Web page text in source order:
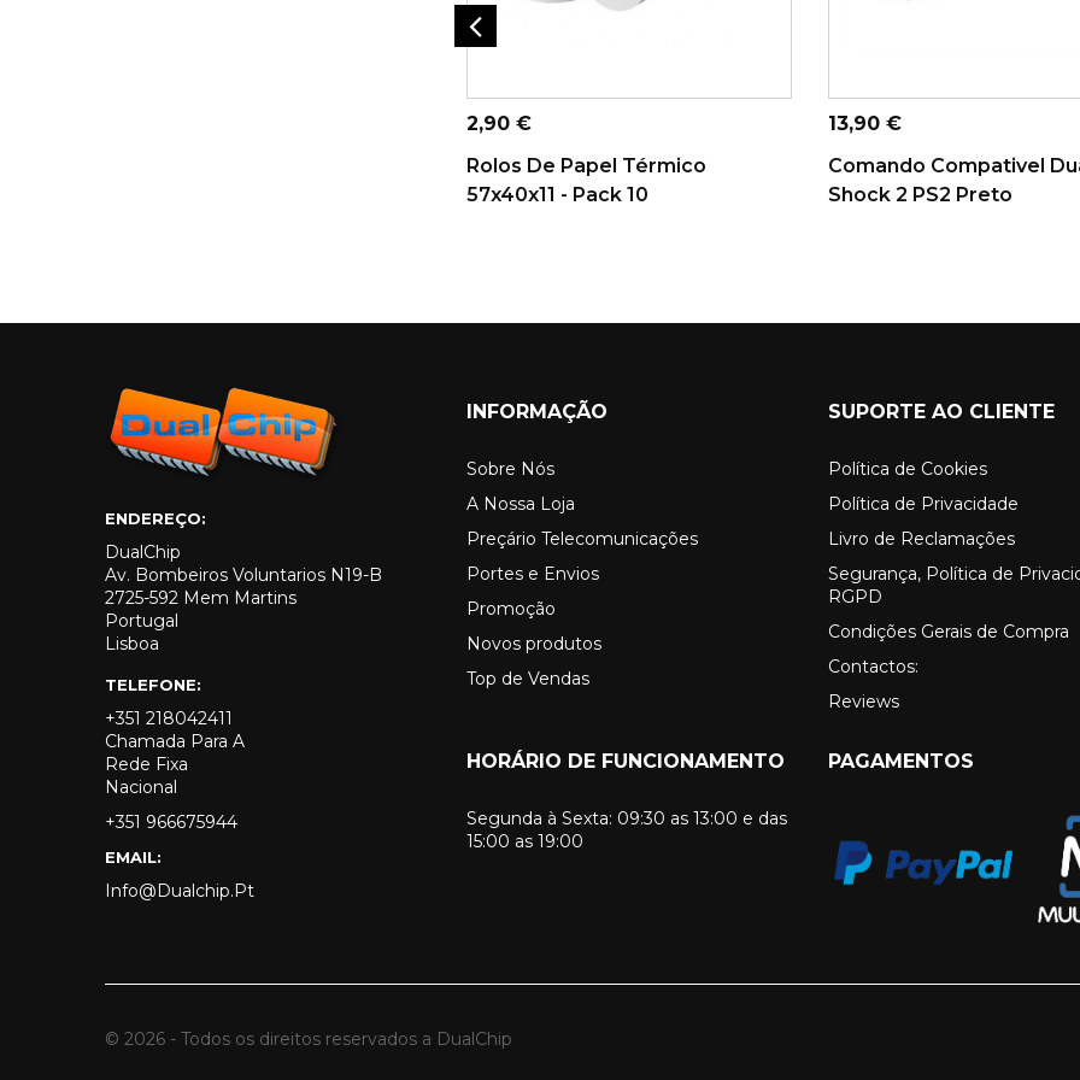
ADICIONAR AO CARRINHO
Preço
2,90 €
Rolos De Papel Térmico
57x40x11 - Pack 10
ADICIONAR AO CARRINHO
Preço
13,90 €
Comando Compativel
Shock 2 PS2 Preto
ENDEREÇO:
DualChip
Av. Bombeiros Voluntarios N19-B
2725-592 Mem Martins
Portugal
Lisboa
TELEFONE:
+351 218042411
Chamada Para A
Rede Fixa
Nacional
+351 966675944
EMAIL:
Info@dualchip.pt
INFORMAÇÃO
Sobre Nós
A Nossa Loja
Preçário Telecomunicações
Portes e Envios
Promoção
Novos produtos
Top de Vendas
SUPORTE AO CLIENTE
Política de Cookies
Política de Privacidade
Livro de Reclamações
Segurança, Política de
RGPD
Condições Gerais de Compra
Contactos:
Reviews
HORÁRIO DE FUNCIONAMENTO
Segunda à Sexta: 09:30 as 13:00 e das
15:00 as 19:00
PAGAMENTOS
© 2026 - Todos os direitos reservados a DualChip